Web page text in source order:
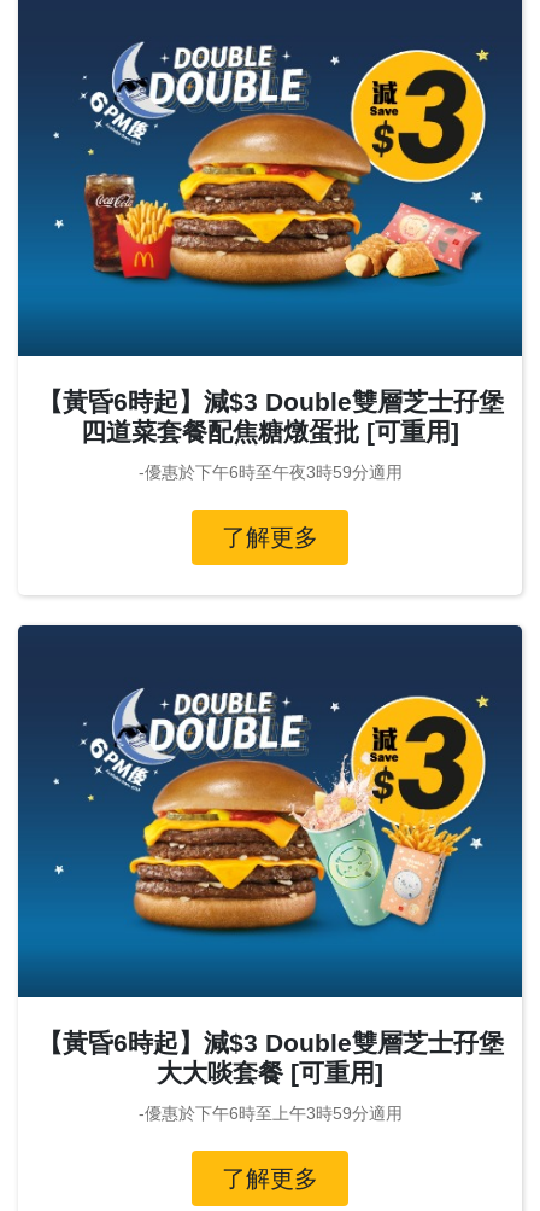
【黃昏6時起】減$3 Double雙層芝士孖堡
四道菜套餐配焦糖燉蛋批 [可重用]
-優惠於下午6時至午夜3時59分適用
了解更多
【黃昏6時起】減$3 Double雙層芝士孖堡
大大啖套餐 [可重用]
-優惠於下午6時至上午3時59分適用
了解更多